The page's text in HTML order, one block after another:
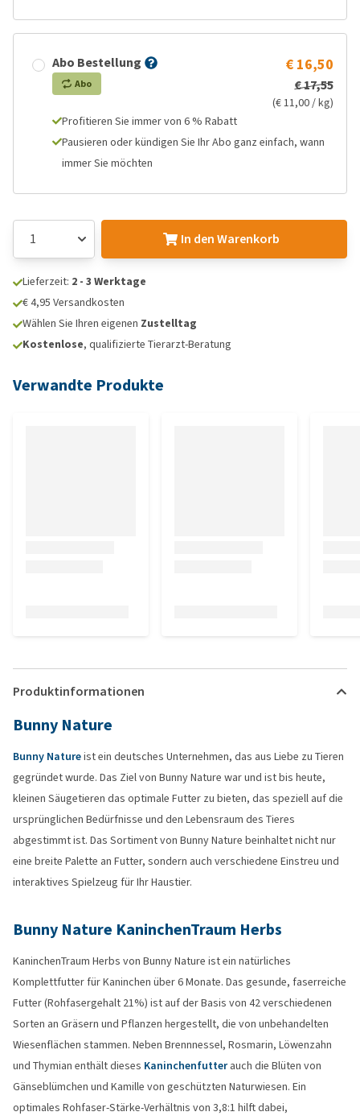
Abo Bestellung
Abo
€ 16,50
€ 17,55
(€ 11,00 / kg)
Profitieren Sie immer von 6 % Rabatt
Pausieren oder kündigen Sie Ihr Abo ganz einfach, wann
immer Sie möchten
In den Warenkorb
Lieferzeit: 2 - 3 Werktage
€ 4,95 Versandkosten
Wählen Sie Ihren eigenen Zustelltag
Kostenlose, qualifizierte Tierarzt-Beratung
Verwandte Produkte
Produktinformationen
Bunny Nature
Bunny Natureist ein deutsches Unternehmen, das aus Liebe zu Tieren
gegründet wurde. Das Ziel von Bunny Nature war und ist bis heute,
kleinen Säugetieren das optimale Futter zu bieten, das speziell auf die
ursprünglichen Bedürfnisse und den Lebensraum des Tieres
abgestimmt ist. Das Sortiment von Bunny Nature beinhaltet nicht nur
eine breite Palette an Futter, sondern auch verschiedene Einstreu und
interaktives Spielzeug für Ihr Haustier.
Bunny Nature KaninchenTraum Herbs
KaninchenTraum Herbs von Bunny Nature ist ein natürliches
Komplettfutter für Kaninchen über 6 Monate. Das gesunde, faserreiche
Futter (Rohfasergehalt 21%) ist auf der Basis von 42 verschiedenen
Sorten an Gräsern und Pflanzen hergestellt, die von unbehandelten
Wiesenflächen stammen. Neben Brennnessel, Rosmarin, Löwenzahn
und Thymian enthält dieses Kaninchenfutterauch die Blüten von
Gänseblümchen und Kamille von geschützten Naturwiesen. Ein
optimales Rohfaser-Stärke-Verhältnis von 3,8:1 hilft dabei,